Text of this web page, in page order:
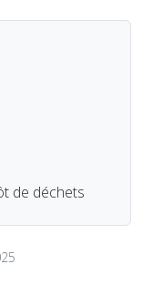
de déchets